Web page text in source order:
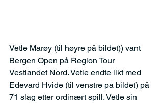
Vetle Marøy (til høyre på bildet)) vant
Bergen Open på Region Tour
Vestlandet Nord. Vetle endte likt med
Edevard Hvide (til venstre på bildet) på
71 slag etter ordinært spill. Vetle sin